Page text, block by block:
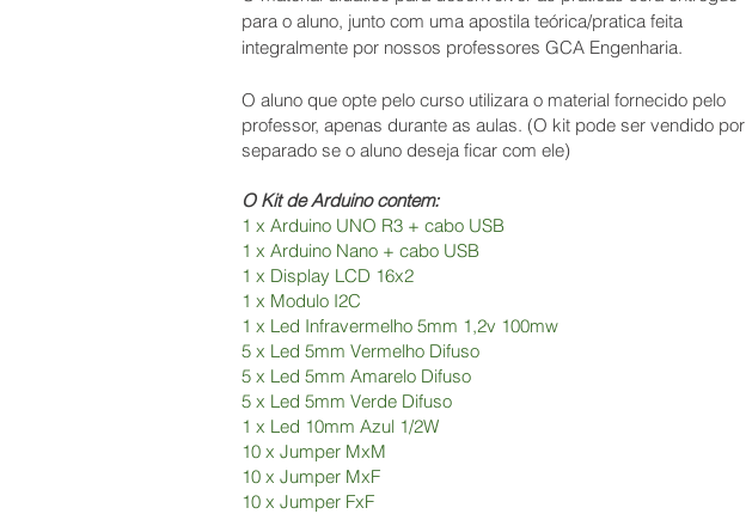
para o aluno, junto com uma apostila teórica/pratica feita
integralmente por nossos professores GCA Engenharia.
O aluno que opte pelo curso utilizara o material fornecido pelo
professor, apenas durante as aulas. (O kit pode ser vendido por
separado se o aluno deseja ficar com ele)
O Kit de Arduino contem:
1 x Arduino UNO R3 + cabo USB
1 x Arduino Nano + cabo USB
1 x Display LCD 16x2
1 x Modulo I2C
1 x Led Infravermelho 5mm 1,2v 100mw
5 x Led 5mm Vermelho Difuso
5 x Led 5mm Amarelo Difuso
5 x Led 5mm Verde Difuso
1 x Led 10mm Azul 1/2W
10 x Jumper MxM
10 x Jumper MxF
10 x Jumper FxF